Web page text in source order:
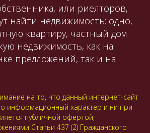
или риелторов,
найти недвижимость: одно,
квартиру, частный дом
недвижимость, как на
предложений, так и на
на то, что данный интернет-сайт
информационный характер и ни при
публичной офертой,
Статьи 437 (2) Гражданского